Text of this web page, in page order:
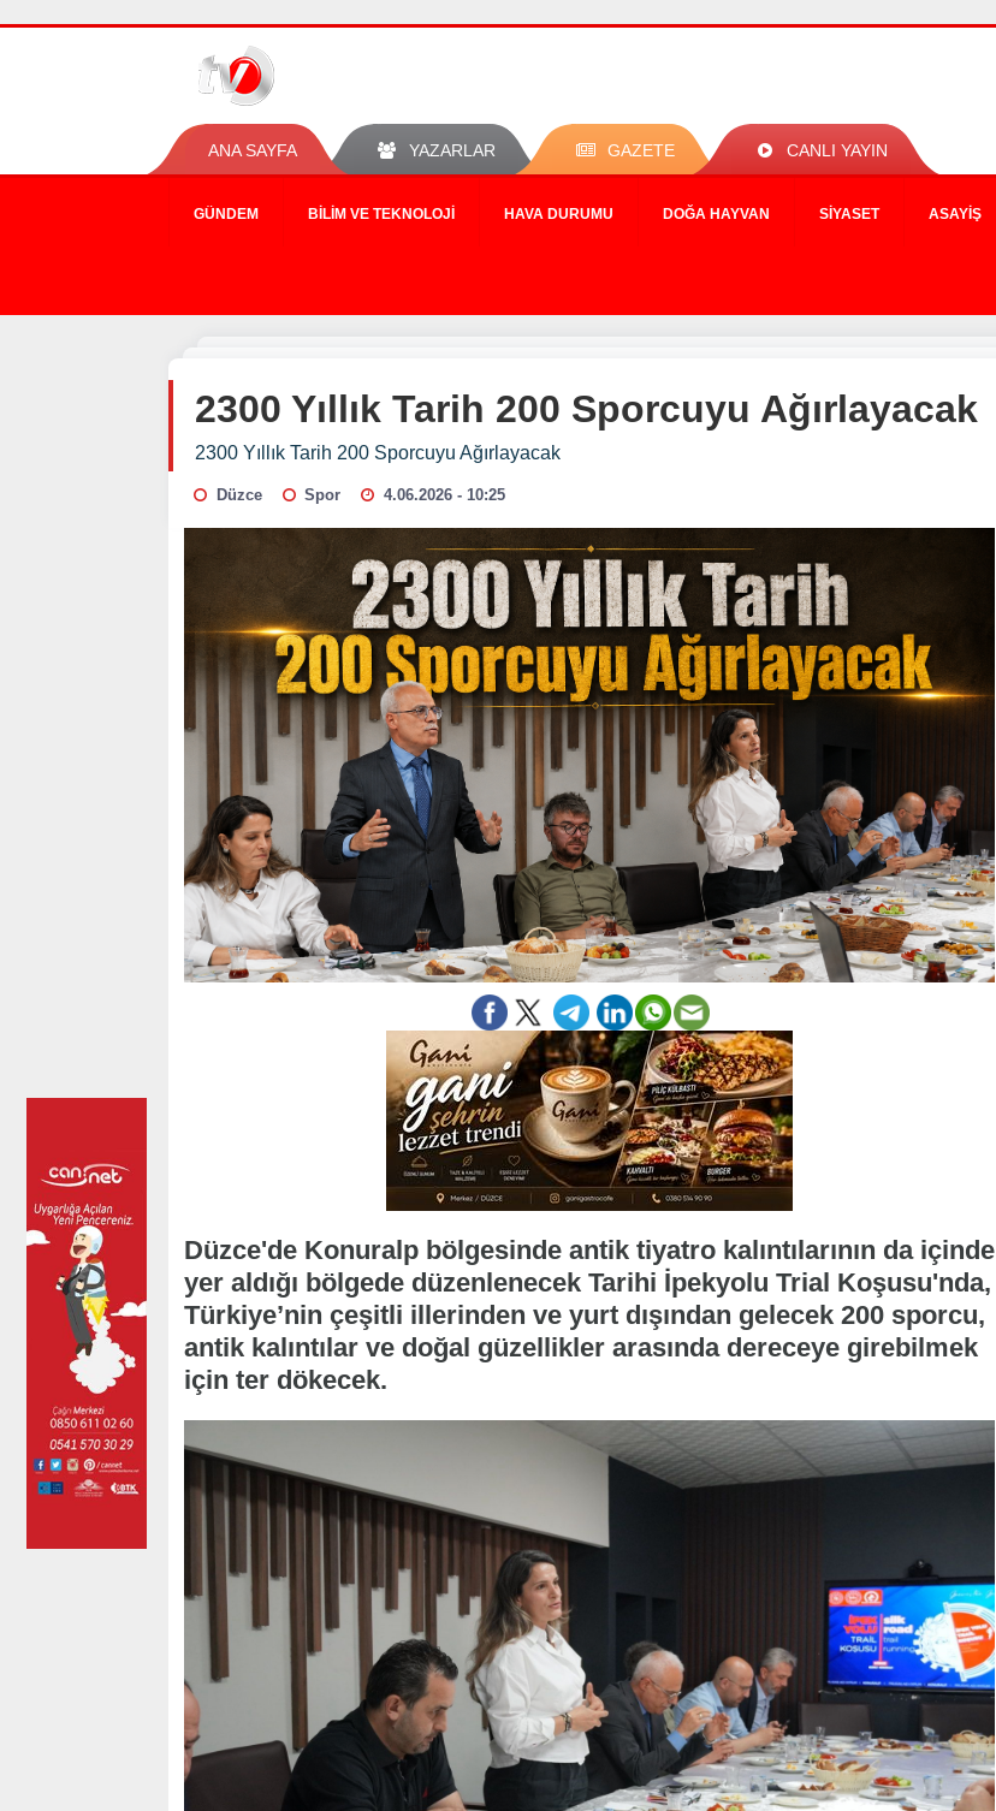
ANA SAYFA YAZARLAR GAZETE CANLI YAYIN
GÜNDEM BILIM VE TEKNOLOJI HAVA DURUMU DOĞA HAYVAN SIYASET ASAYIŞ
2300 Yıllık Tarih 200 Sporcuyu Ağırlayacak
2300 Yıllık Tarih 200 Sporcuyu Ağırlayacak
Düzce Spor 4.06.2026 - 10:25
Düzce'de Konuralp bölgesinde antik tiyatro kalıntılarının da içinde
yer aldığı bölgede düzenlenecek Tarihi İpekyolu Trial Koşusu'nda,
Türkiye’nin çeşitli illerinden ve yurt dışından gelecek 200 sporcu,
antik kalıntılar ve doğal güzellikler arasında dereceye girebilmek
için ter dökecek.